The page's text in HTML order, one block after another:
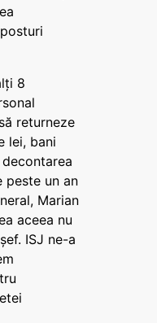
8
returneze
lei, bani
peste un an
Marian
aceea nu
ISJ ne-a